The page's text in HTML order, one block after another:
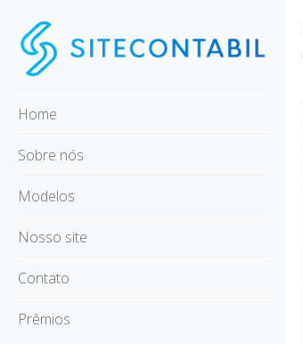
Home
Sobre nós
Modelos
Nosso site
Contato
Prêmios